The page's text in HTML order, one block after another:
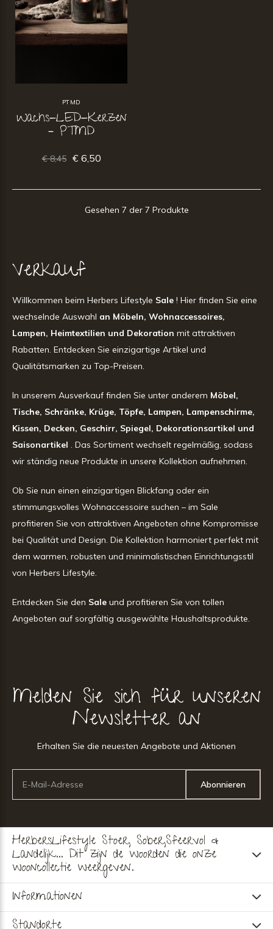
PTMD
Wachs-LED-Kerzen
– PTMD
€ 8,45 € 6,50
Gesehen 7 der 7 Produkte
Verkauf
Willkommen beim Herbers Lifestyle Sale ! Hier finden Sie eine
wechselnde Auswahl an Möbeln, Wohnaccessoires,
Lampen, Heimtextilien und Dekoration mit attraktiven
Rabatten. Entdecken Sie einzigartige Artikel und
Qualitätsmarken zu Top-Preisen.
In unserem Ausverkauf finden Sie unter anderem Möbel,
Tische, Schränke, Krüge, Töpfe, Lampen, Lampenschirme,
Kissen, Decken, Geschirr, Spiegel, Dekorationsartikel und
Saisonartikel . Das Sortiment wechselt regelmäßig, sodass
wir ständig neue Produkte in unsere Kollektion aufnehmen.
Ob Sie nun einen einzigartigen Blickfang oder ein
stimmungsvolles Wohnaccessoire suchen – im Sale
profitieren Sie von attraktiven Angeboten ohne Kompromisse
bei Qualität und Design. Die Kollektion harmoniert perfekt mit
dem warmen, robusten und minimalistischen Einrichtungsstil
von Herbers Lifestyle.
Entdecken Sie den Sale und profitieren Sie von tollen
Angeboten auf sorgfältig ausgewählte Haushaltsprodukte.
Melden Sie sich für unseren
Newsletter an
Erhalten Sie die neuesten Angebote und Aktionen
Abonnieren
HerbersLifestyle Stoer, Sober,Sfeervol &
Landelijk... Dit zijn de woorden die onze
wooncollectie weergeven.
Informationen